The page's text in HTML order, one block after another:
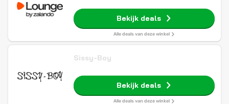
Bekijk deals
Alle deals van deze winkel
Sissy-Boy
Bekijk deals
Alle deals van deze winkel